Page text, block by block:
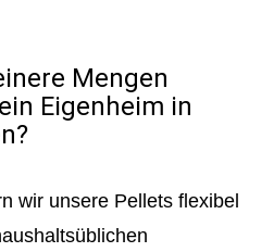
Mengen
Eigenheim in
wir unsere Pellets flexibel